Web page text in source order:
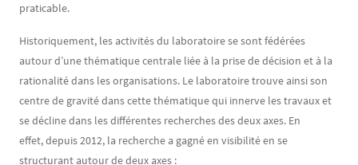
praticable.
Historiquement, les activités du laboratoire se sont fédérées
autour d’une thématique centrale liée à la prise de décision et à la
rationalité dans les organisations. Le laboratoire trouve ainsi son
centre de gravité dans cette thématique qui innerve les travaux et
se décline dans les différentes recherches des deux axes. En
effet, depuis 2012, la recherche a gagné en visibilité en se
structurant autour de deux axes :